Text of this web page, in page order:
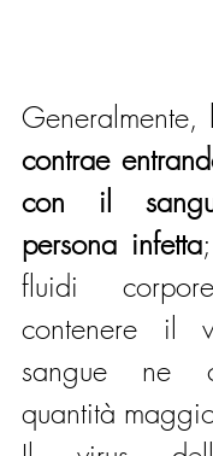
Generalmente,
contrae
con il
persona infetta
fluidi
contenere il
sangue ne
quantità